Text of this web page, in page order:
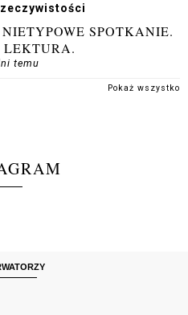
SPOTKANIE.
LEKTURA.
temu
Pokaż wszystko